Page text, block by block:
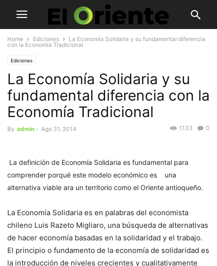
Home Ediciones
La Economía Solidaria y su fundamental diferencia
con la Economía Tradicional
Ediciones
La Economía Solidaria y su
fundamental diferencia con la
Economía Tradicional
By admin - Ago 31, 2014 0
1133
La definición de Economía Solidaria es fundamental para
comprender porqué este modelo económico es una
alternativa viable ara un territorio como el Oriente antioqueño.
La Economía Solidaria es en palabras del economista
chileno Luis Razeto Migliaro, una búsqueda de alternativas
de hacer economía basadas en la solidaridad y el trabajo.
El principio o fundamento de la economía de solidaridad es
la introducción de niveles crecientes y cualitativamente